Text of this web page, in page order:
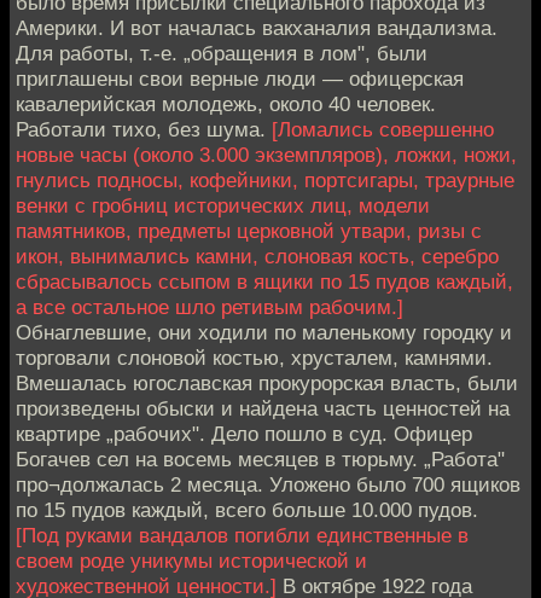
Америки. И вот началась вакханалия вандализма.
Для работы, т.-е. „обращения в лом", были
приглашены свои верные люди — офицерская
кавалерийская молодежь, около 40 человек.
Работали тихо, без шума. [Ломались совершенно
новые часы (около 3.000 экземпляров), ложки, ножи,
гнулись подносы, кофейники, портсигары, траурные
венки с гробниц исторических лиц, модели
памятников, предметы церковной утвари, ризы с
икон, вынимались камни, слоновая кость, серебро
сбрасывалось ссыпом в ящики по 15 пудов каждый,
а все остальное шло ретивым рабочим.]
Обнаглевшие, они ходили по маленькому городку и
торговали слоновой костью, хрусталем, камнями.
Вмешалась югославская прокурорская власть, были
произведены обыски и найдена часть ценностей на
квартире „рабочих". Дело пошло в суд. Офицер
Богачев сел на восемь месяцев в тюрьму. „Работа"
про¬должалась 2 месяца. Уложено было 700 ящиков
по 15 пудов каждый, всего больше 10.000 пудов.
[Под руками вандалов погибли единственные в
своем роде уникумы исторической и
художественной ценности.] В октябре 1922 года